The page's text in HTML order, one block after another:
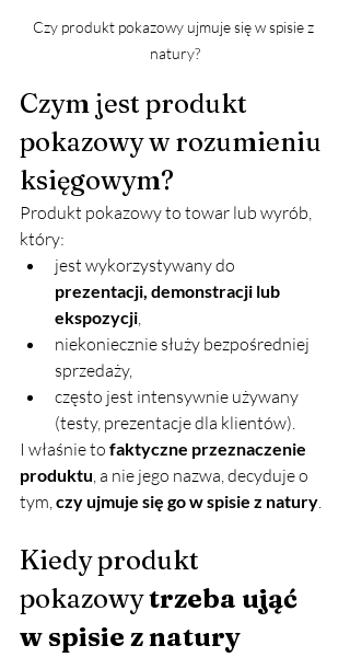
Czy produkt pokazowy ujmuje się w spisie z
natury?
Czym jest produkt
pokazowy w rozumieniu
księgowym?
Produkt pokazowy to towar lub wyrób,
który:
jest wykorzystywany do
prezentacji, demonstracji lub
ekspozycji,
niekoniecznie służy bezpośredniej
sprzedaży,
często jest intensywnie używany
(testy, prezentacje dla klientów).
I właśnie to faktyczne przeznaczenie
produktu, a nie jego nazwa, decyduje o
tym, czy ujmuje się go w spisie z natury.
Kiedy produkt
pokazowy trzeba ująć
w spisie z natury